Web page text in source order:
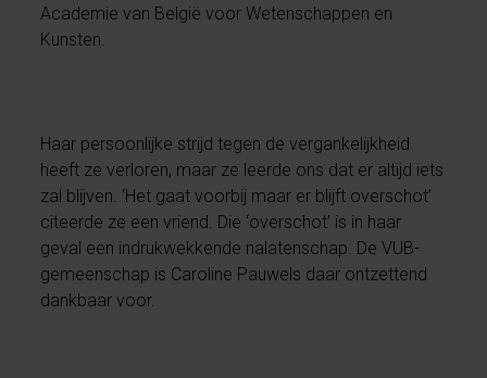
Academie van België voor Wetenschappen en
Kunsten.
Haar persoonlijke strijd tegen de vergankelijkheid
heeft ze verloren, maar ze leerde ons dat er altijd iets
zal blijven. ‘Het gaat voorbij maar er blijft overschot’
citeerde ze een vriend. Die ‘overschot’ is in haar
geval een indrukwekkende nalatenschap. De VUB-
gemeenschap is Caroline Pauwels daar ontzettend
dankbaar voor.